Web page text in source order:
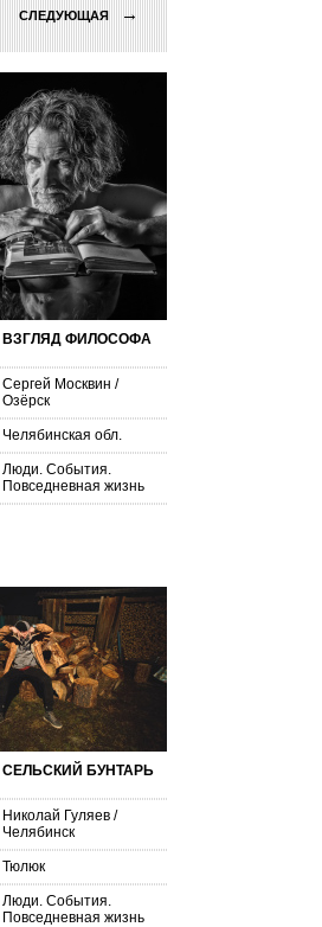
СЛЕДУЮЩАЯ →
ВЗГЛЯД ФИЛОСОФА
Сергей Москвин /
Озёрск
Челябинская обл.
Люди. События.
Повседневная жизнь
СЕЛЬСКИЙ БУНТАРЬ
Николай Гуляев /
Челябинск
Тюлюк
Люди. События.
Повседневная жизнь